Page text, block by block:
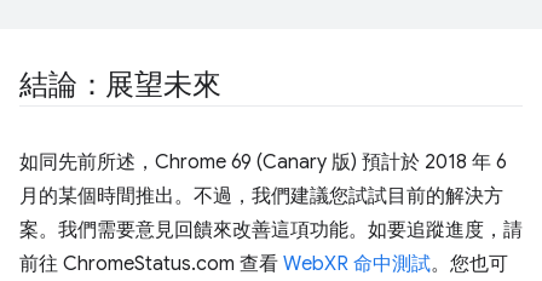
結論：展望未來
如同先前所述，Chrome 69 (Canary 版) 預計於 2018 年 6
月的某個時間推出。不過，我們建議您試試目前的解決方
案。我們需要意見回饋來改善這項功能。如要追蹤進度，請
前往 ChromeStatus.com 查看 WebXR 命中測試。您也可